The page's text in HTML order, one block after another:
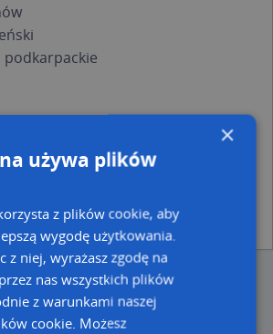
×
używa plików
z plików cookie, aby
wygodę użytkowania.
z niej, wyrażasz zgodę na
nas wszystkich plików
z warunkami naszej
cookie. Możesz